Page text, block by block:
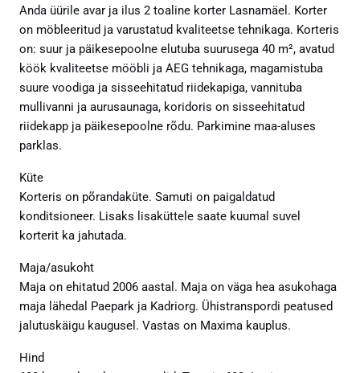
Anda üürile avar ja ilus 2 toaline korter Lasnamäel. Korter
on möbleeritud ja varustatud kvaliteetse tehnikaga. Korteris
on: suur ja päikesepoolne elutuba suurusega 40 m², avatud
köök kvaliteetse mööbli ja AEG tehnikaga, magamistuba
suure voodiga ja sisseehitatud riidekapiga, vannituba
mullivanni ja aurusaunaga, koridoris on sisseehitatud
riidekapp ja päikesepoolne rõdu. Parkimine maa-aluses
parklas.
Küte
Korteris on põrandaküte. Samuti on paigaldatud
konditsioneer. Lisaks lisaküttele saate kuumal suvel
korterit ka jahutada.
Maja/asukoht
Maja on ehitatud 2006 aastal. Maja on väga hea asukohaga
maja lähedal Paepark ja Kadriorg. Ühistranspordi peatused
jalutuskäigu kaugusel. Vastas on Maxima kauplus.
Hind